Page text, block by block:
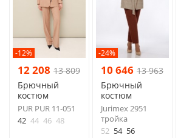
-12%
12 208 13 809
Брючный
костюм
PUR PUR 11-051
42 44 46 48
-24%
10 646 13 963
Брючный
костюм
Jurimex 2951
тройка
52 54 56